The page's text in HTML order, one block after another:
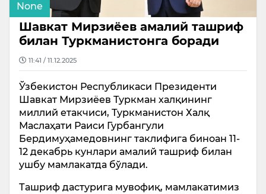
None
Шавкат Мирзиёев амалий ташриф
билан Туркманистонга боради
11:41 / 11.12.2025
Ўзбекистон Республикаси Президенти
Шавкат Мирзиёев Туркман халқининг
миллий етакчиси, Туркманистон Халқ
Маслаҳати Раиси Гурбангули
Бердимуҳамедовнинг таклифига биноан 11-
12 декабрь кунлари амалий ташриф билан
ушбу мамлакатда бўлади.
Ташриф дастурига мувофиқ, мамлакатимиз